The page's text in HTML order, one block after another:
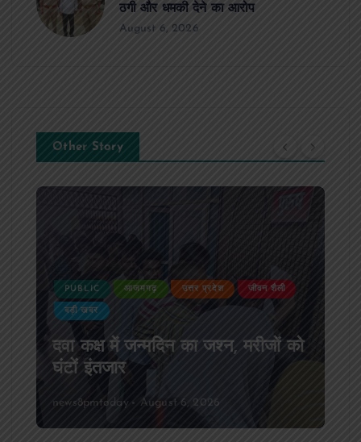
ठगी और धमकी देने का आरोप
August 6, 2026
Other Story
PUBLIC आजमगढ़ उत्तर प्रदेश जीवन शैली
बड़ी खबर
दवा कक्ष में जन्मदिन का जश्न, मरीजों को
घंटों इंतजार
news8pmtoday August 6, 2026